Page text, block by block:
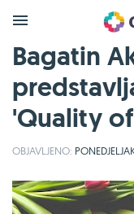
Bagatin
'Quality
OBJAVLJENO: